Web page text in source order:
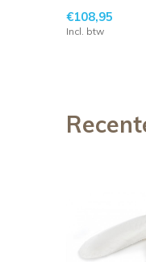
€108,95
Incl. btw